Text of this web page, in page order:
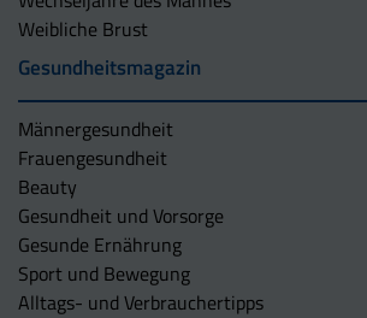
Weibliche Brust
Gesundheitsmagazin
Männergesundheit
Frauengesundheit
Beauty
Gesundheit und Vorsorge
Gesunde Ernährung
Sport und Bewegung
Alltags- und Verbrauchertipps